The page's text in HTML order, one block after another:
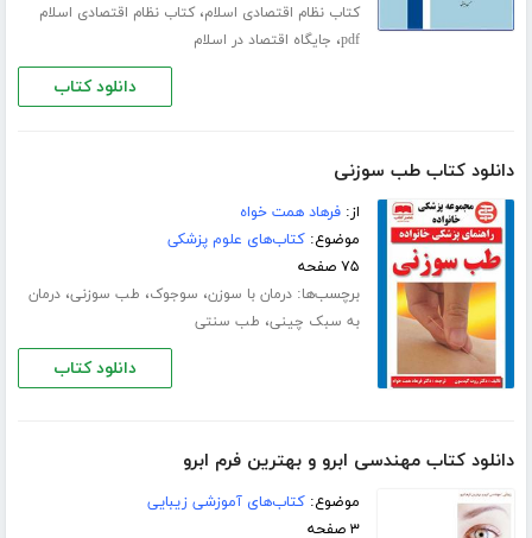
کتاب نظام اقتصادی اسلام،کتاب نظام اقتصادی اسلام
pdf، جایگاه اقتصاد در اسلام
دانلود کتاب
دانلود کتاب طب سوزنی
از:فرهاد همت خواه
موضوع:کتاب‌های علوم پزشکی
۷۵ صفحه
برچسب‌ها:درمان با سوزن، سوجوک، طب سوزنی،درمان
به سبک چینی، طب سنتی
دانلود کتاب
دانلود کتاب مهندسی ابرو و بهترین فرم ابرو
موضوع:کتاب‌های آموزشی زیبایی
۳ صفحه